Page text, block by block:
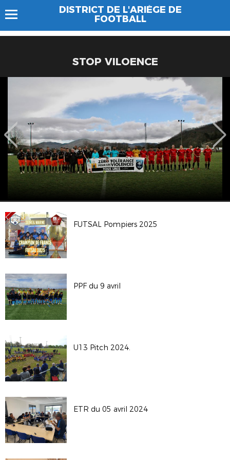
DISTRICT DE L'ARIÈGE DE
FOOTBALL
STOP VILOENCE
FUTSAL Pompiers 2025
PPF du 9 avril
U13 Pitch 2024.
ETR du 05 avril 2024